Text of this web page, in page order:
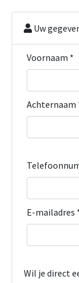
Uw
Voornaam *
Achternaam
E-mailadres
Wil je direct